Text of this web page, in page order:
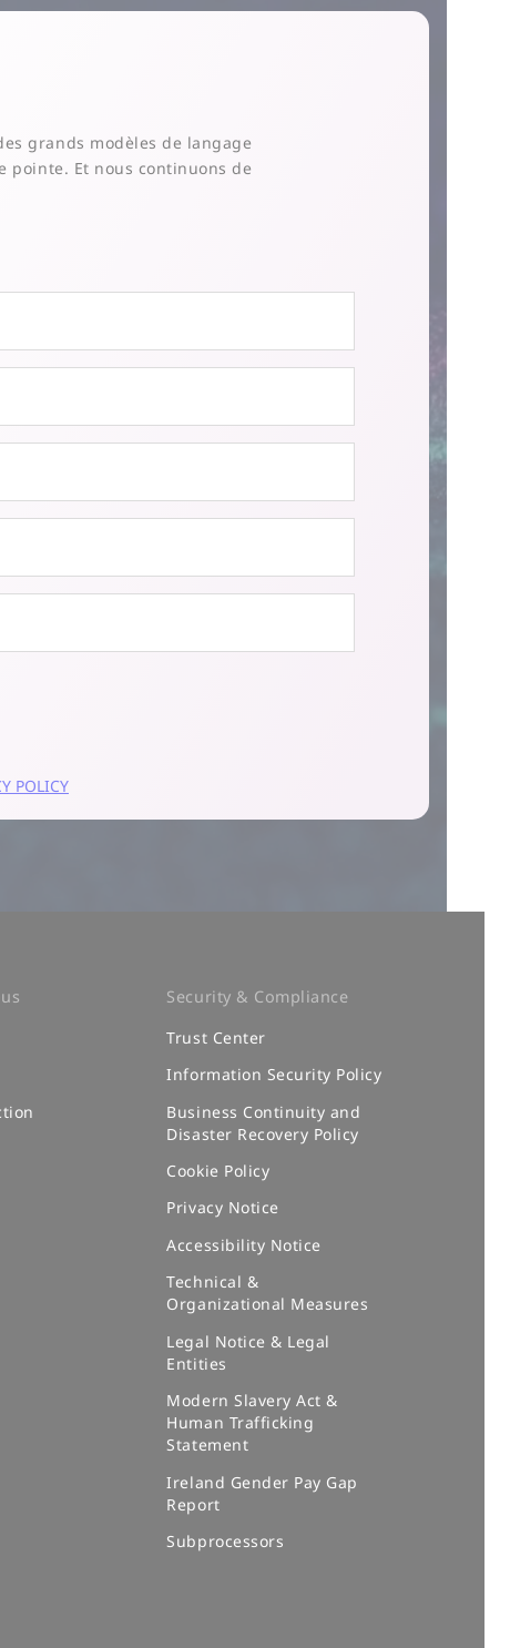
grands modèles de langage
pointe. Et nous continuons de
Security & Compliance
Trust Center
Information Security Policy
Business Continuity and
Disaster Recovery Policy
Cookie Policy
Privacy Notice
Accessibility Notice
Technical &
Organizational Measures
Legal Notice & Legal
Entities
Modern Slavery Act &
Human Trafficking
Statement
Ireland Gender Pay Gap
Report
Subprocessors